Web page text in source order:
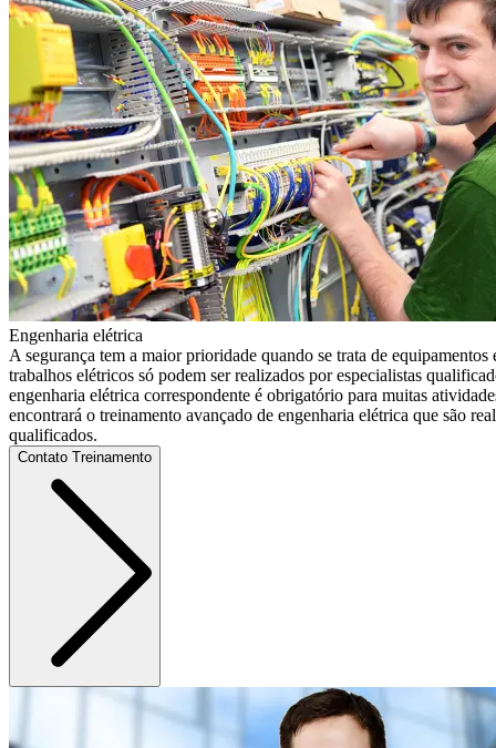
Engenharia elétrica
A segurança tem a maior prioridade quando se trata de equipamentos
trabalhos elétricos só podem ser realizados por especialistas
engenharia elétrica correspondente é obrigatório para muitas
encontrará o treinamento avançado de engenharia elétrica que são
qualificados.
Contato Treinamento